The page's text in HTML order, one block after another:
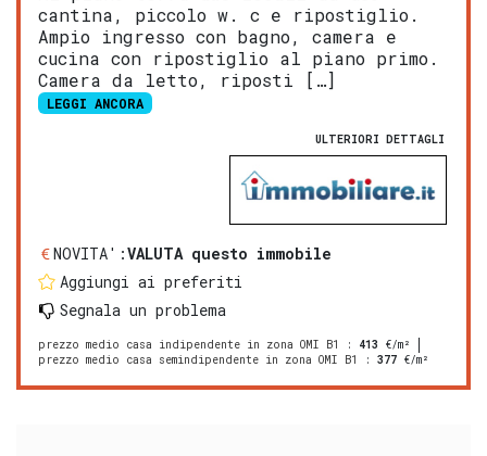
cantina, piccolo w. c e ripostiglio.
Ampio ingresso con bagno, camera e
cucina con ripostiglio al piano primo.
Camera da letto, riposti […]
LEGGI ANCORA
ULTERIORI DETTAGLI
NOVITA':VALUTA questo immobile
Aggiungi ai preferiti
Segnala un problema
prezzo medio casa indipendente in zona OMI B1 : 413 €/m²
prezzo medio casa semindipendente in zona OMI B1
: 377 €/m²